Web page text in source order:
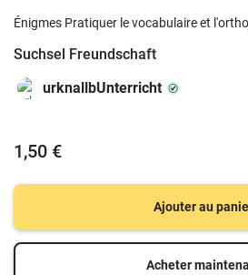
Énigmes Pratiquer le vocabulaire et
Suchsel Freundschaft
urknallbUnterricht
1,50 €
Ajouter au
Acheter